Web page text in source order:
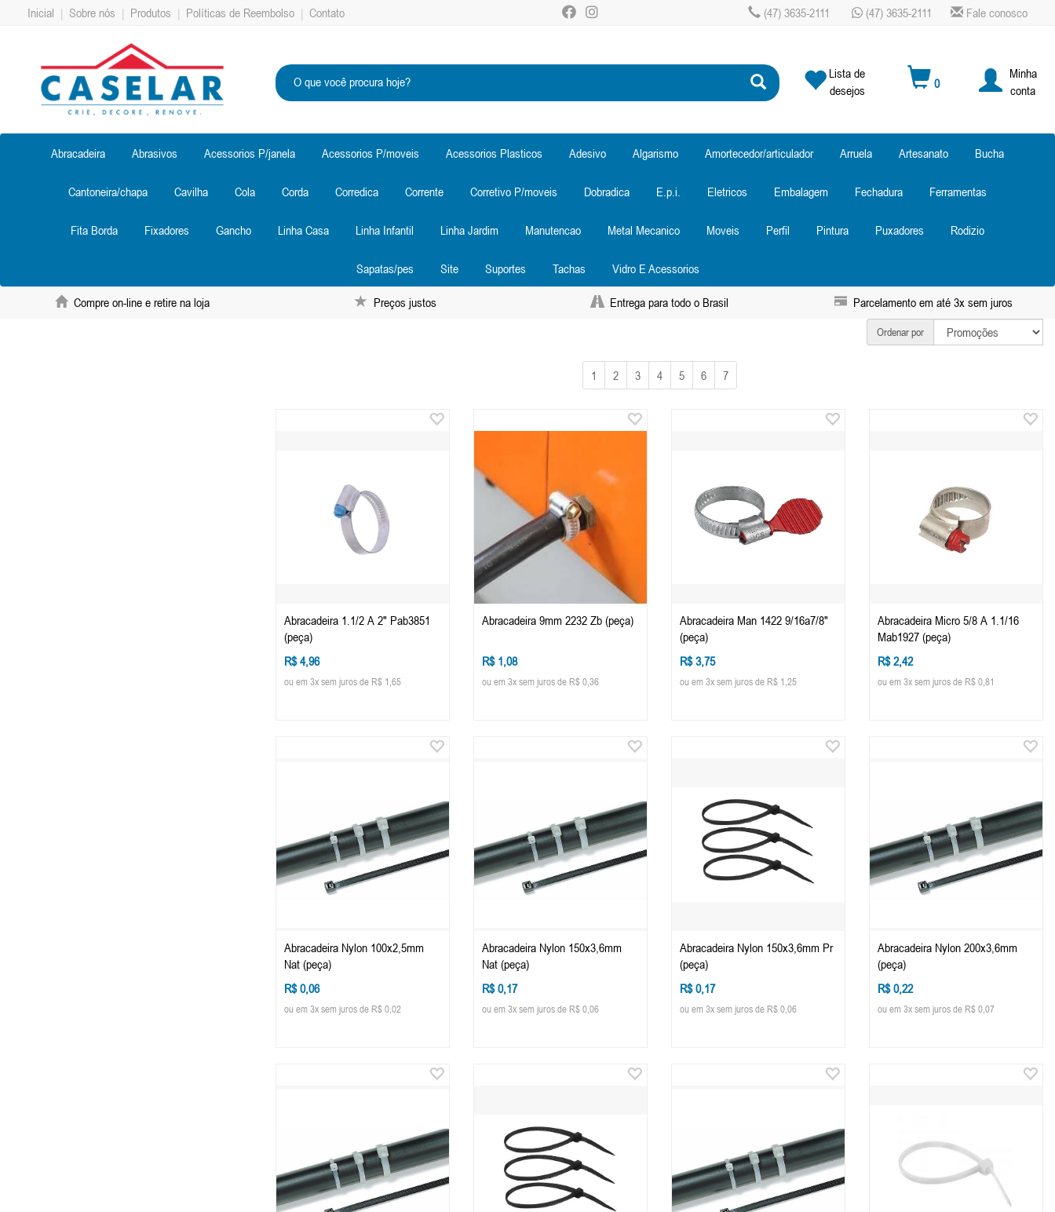
Inicial | Sobre nós | Produtos | Políticas de Reembolso | Contato (47) 3635-2111 (47) 3635-2111 Fale conosco
Lista de
desejos
0
Minha
conta
Abracadeira Abrasivos Acessorios P/janela Acessorios P/moveis Acessorios Plasticos Adesivo Algarismo Amortecedor/articulador Arruela Artesanato Bucha
Cantoneira/chapa Cavilha Cola Corda Corredica Corrente Corretivo P/moveis Dobradica E.p.i. Eletricos Embalagem Fechadura Ferramentas
Fita Borda Fixadores Gancho Linha Casa Linha Infantil Linha Jardim Manutencao Metal Mecanico Moveis Perfil Pintura Puxadores Rodizio
Sapatas/pes Site Suportes Tachas Vidro E Acessorios
Compre on-line e retire na loja Preços justos Entrega para todo o Brasil Parcelamento em até 3x sem juros
Ordenar por
1 2 3 4 5 6 7
Abracadeira 1.1/2 A 2" Pab3851
(peça)
R$ 4,96
ou em 3x sem juros de R$ 1,65
Abracadeira 9mm 2232 Zb (peça)
R$ 1,08
ou em 3x sem juros de R$ 0,36
Abracadeira Man 1422 9/16a7/8"
(peça)
R$ 3,75
ou em 3x sem juros de R$ 1,25
Abracadeira Micro 5/8 A 1.1/16
Mab1927 (peça)
R$ 2,42
ou em 3x sem juros de R$ 0,81
Abracadeira Nylon 100x2,5mm
Nat (peça)
R$ 0,06
ou em 3x sem juros de R$ 0,02
Abracadeira Nylon 150x3,6mm
Nat (peça)
R$ 0,17
ou em 3x sem juros de R$ 0,06
Abracadeira Nylon 150x3,6mm Pr
(peça)
R$ 0,17
ou em 3x sem juros de R$ 0,06
Abracadeira Nylon 200x3,6mm
(peça)
R$ 0,22
ou em 3x sem juros de R$ 0,07